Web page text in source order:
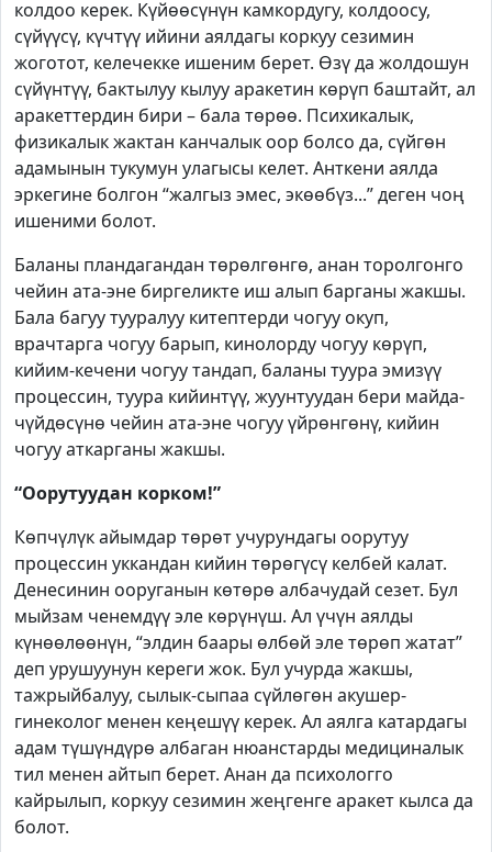
колдоо керек. Күйөөсүнүн камкордугу, колдоосу,
сүйүүсү, күчтүү ийини аялдагы коркуу сезимин
жоготот, келечекке ишеним берет. Өзү да жолдошун
сүйүнтүү, бактылуу кылуу аракетин көрүп баштайт, ал
аракеттердин бири – бала төрөө. Психикалык,
физикалык жактан канчалык оор болсо да, сүйгөн
адамынын тукумун улагысы келет. Анткени аялда
эркегине болгон “жалгыз эмес, экөөбүз...” деген чоң
ишеними болот.
Баланы пландагандан төрөлгөнгө, анан торолгонго
чейин ата-эне биргеликте иш алып барганы жакшы.
Бала багуу тууралуу китептерди чогуу окуп,
врачтарга чогуу барып, кинолорду чогуу көрүп,
кийим-кечени чогуу тандап, баланы туура эмизүү
процессин, туура кийинтүү, жуунтуудан бери майда-
чүйдөсүнө чейин ата-эне чогуу үйрөнгөнү, кийин
чогуу аткарганы жакшы.
“Оорутуудан корком!”
Көпчүлүк айымдар төрөт учурундагы оорутуу
процессин уккандан кийин төрөгүсү келбей калат.
Денесинин ооруганын көтөрө албачудай сезет. Бул
мыйзам ченемдүү эле көрүнүш. Ал үчүн аялды
күнөөлөөнүн, “элдин баары өлбөй эле төрөп жатат”
деп урушуунун кереги жок. Бул учурда жакшы,
тажрыйбалуу, сылык-сыпаа сүйлөгөн акушер-
гинеколог менен кеңешүү керек. Ал аялга катардагы
адам түшүндүрө албаган нюанстарды медициналык
тил менен айтып берет. Анан да психологго
кайрылып, коркуу сезимин жеңгенге аракет кылса да
болот.